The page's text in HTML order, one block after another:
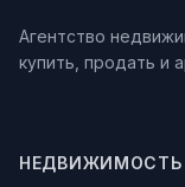
Агентство
купить, продать и
НЕДВИЖИМОСТЬ